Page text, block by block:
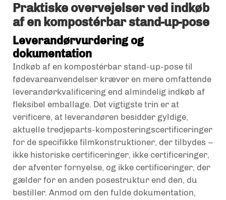
Praktiske overvejelser ved indkøb
af en kompostérbar stand-up-pose
Leverandørvurdering og
dokumentation
Indkøb af en kompostérbar stand-up-pose til
fødevareanvendelser kræver en mere omfattende
leverandørkvalificering end almindelig indkøb af
fleksibel emballage. Det vigtigste trin er at
verificere, at leverandøren besidder gyldige,
aktuelle tredjeparts-komposteringscertificeringer
for de specifikke filmkonstruktioner, der tilbydes –
ikke historiske certificeringer, ikke certificeringer,
der afventer fornyelse, og ikke certificeringer, der
gælder for en anden posestruktur end den, du
bestiller. Anmod om den fulde dokumentation,